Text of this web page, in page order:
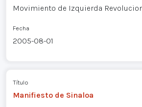
Movimiento de Izquierda
Fecha
2005-08-01
Título
Manifiesto de Sinaloa